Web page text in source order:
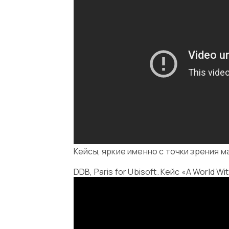
Кейсы, яркие именно с точки зрения
DDB, Paris for Ubisoft. Кейс «A World